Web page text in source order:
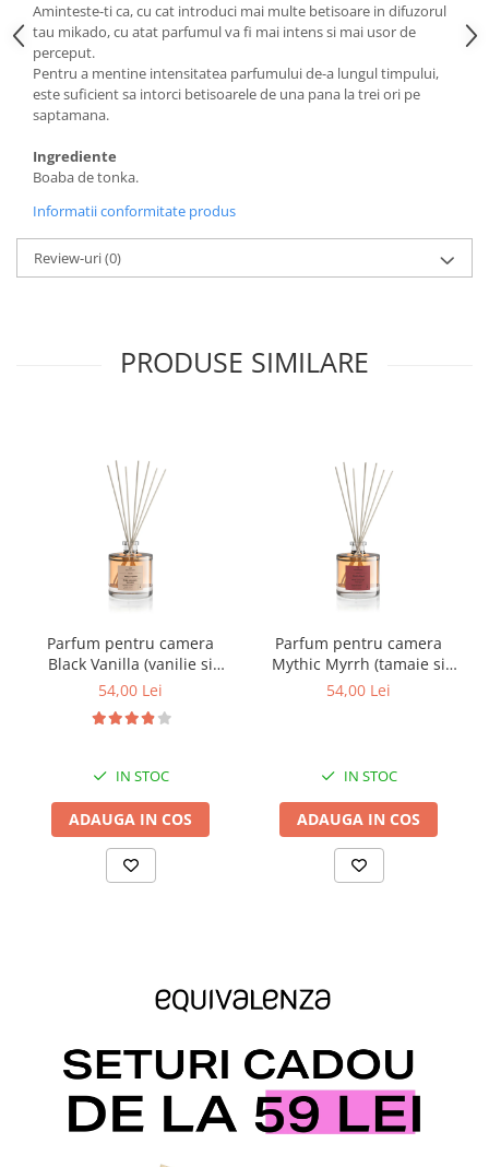
Aminteste-ti ca, cu cat introduci mai multe betisoare in difuzorul
tau mikado, cu atat parfumul va fi mai intens si mai usor de
perceput.
Pentru a mentine intensitatea parfumului de-a lungul timpului,
este suficient sa intorci betisoarele de una pana la trei ori pe
saptamana.
Ingrediente
Boaba de tonka.
Informatii conformitate produs
Review-uri(0)
PRODUSE SIMILARE
Parfum pentru camera
Black Vanilla (vanilie si
piele), Equivalenza, 50 ml
54,00 Lei
IN STOC
ADAUGA IN COS
Parfum pentru camera
Mythic Myrrh (tamaie si
patchouli), Equivalenza, 50
54,00 Lei
IN STOC
ADAUGA IN COS